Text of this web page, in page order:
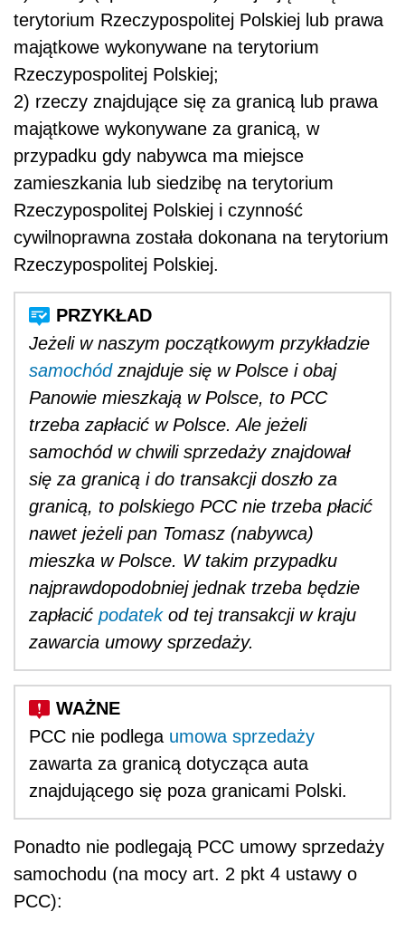
terytorium Rzeczypospolitej Polskiej lub prawa
majątkowe wykonywane na terytorium
Rzeczypospolitej Polskiej;
2) rzeczy znajdujące się za granicą lub prawa
majątkowe wykonywane za granicą, w
przypadku gdy nabywca ma miejsce
zamieszkania lub siedzibę na terytorium
Rzeczypospolitej Polskiej i czynność
cywilnoprawna została dokonana na terytorium
Rzeczypospolitej Polskiej.
Jeżeli w naszym początkowym przykładzie
samochódznajduje się w Polsce i obaj
Panowie mieszkają w Polsce, to PCC
trzeba zapłacić w Polsce. Ale jeżeli
samochód w chwili sprzedaży znajdował
się za granicą i do transakcji doszło za
granicą, to polskiego PCC nie trzeba płacić
nawet jeżeli pan Tomasz (nabywca)
mieszka w Polsce. W takim przypadku
najprawdopodobniej jednak trzeba będzie
zapłacić podatekod tej transakcji w kraju
zawarcia umowy sprzedaży.
PCC nie podlega umowa sprzedaży
zawarta za granicą dotycząca auta
znajdującego się poza granicami Polski.
Ponadto nie podlegają PCC umowy sprzedaży
samochodu (na mocy art. 2 pkt 4 ustawy o
PCC):